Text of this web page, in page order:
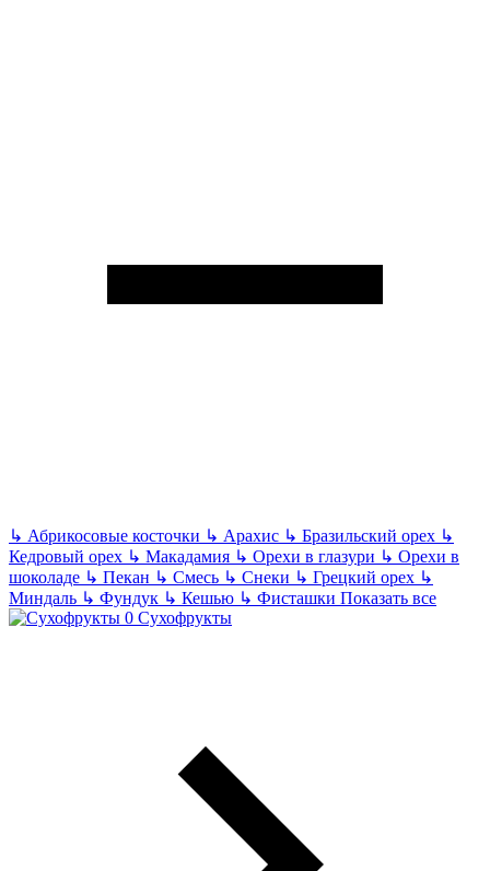
↳ Абрикосовые косточки ↳ Арахис ↳ Бразильский орех ↳
Кедровый орех ↳ Макадамия ↳ Орехи в глазури ↳ Орехи в
шоколаде ↳ Пекан ↳ Смесь ↳ Снеки ↳ Грецкий орех ↳
Миндаль ↳ Фундук ↳ Кешью ↳ Фисташки Показать все
Сухофрукты